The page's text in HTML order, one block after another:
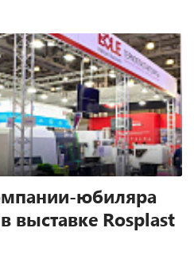
юбиляра
выставке Rosplast